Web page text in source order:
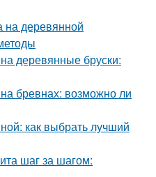
на деревянной
деревянные бруски:
бревнах: возможно ли
как выбрать лучший
шаг за шагом: